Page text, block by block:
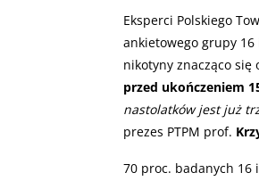
Eksperci Polskiego
ankietowego grupy
nikotyny znacząco się
przed ukończeniem
nastolatków jest już
prezes PTPM prof.
70 proc. badanych 16